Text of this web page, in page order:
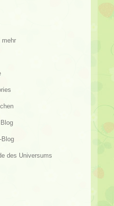
mehr
Blog
des Universums